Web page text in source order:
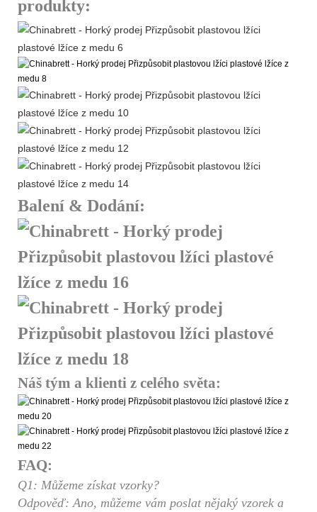
produkty:
Balení & Dodání:
Náš tým a klienti z celého světa:
FAQ:
Q1: Můžeme získat vzorky?
Odpověď: Ano, můžeme vám poslat nějaký vzorek a